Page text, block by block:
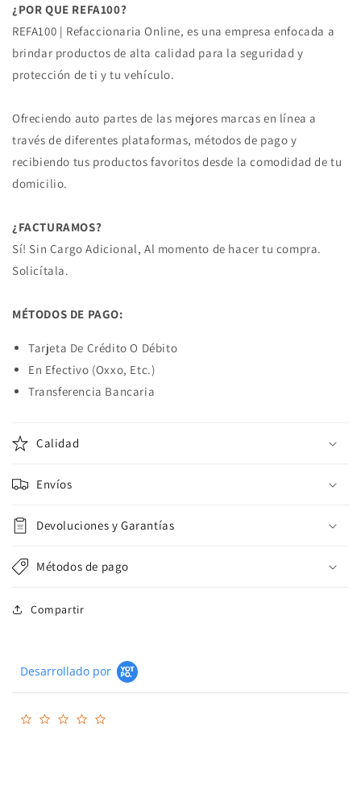
99/05
CON
CILINDRO
ESCLAVO
DE
99/05
CON
CILINDRO
DE
¿POR QUE REFA100?
REFA100 | Refaccionaria Online, es una empresa enfocada a
brindar productos de alta calidad para la seguridad y
protección de ti y tu vehículo.
Ofreciendo auto partes de las mejores marcas en línea a
través de diferentes plataformas, métodos de pago y
recibiendo tus productos favoritos desde la comodidad de tu
domicilio.
¿FACTURAMOS?
Sí! Sin Cargo Adicional, Al momento de hacer tu compra.
Solicítala.
MÉTODOS DE PAGO:
Tarjeta De Crédito O Débito
En Efectivo (Oxxo, Etc.)
Transferencia Bancaria
Calidad
Envíos
Devoluciones y Garantías
Métodos de pago
Compartir
Desarrollado por